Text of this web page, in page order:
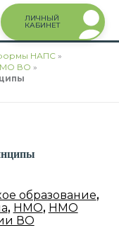
ЛИЧНЫЙ
КАБИНЕТ
НАПС »
ВО »
образование,
, НМО, НМО
ВО